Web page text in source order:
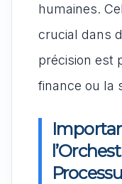
humaines.
crucial dans
précision est
finance ou la